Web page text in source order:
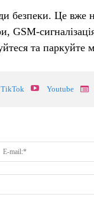
безпеки. Це вже
GSM-
та паркуйте
TikTok Youtube